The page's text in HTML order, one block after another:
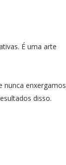
É uma arte
nunca enxergamos
disso.